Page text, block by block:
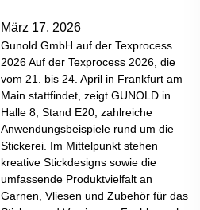
März 17, 2026
Gunold GmbH auf der Texprocess
2026 Auf der Texprocess 2026, die
vom 21. bis 24. April in Frankfurt am
Main stattfindet, zeigt GUNOLD in
Halle 8, Stand E20, zahlreiche
Anwendungsbeispiele rund um die
Stickerei. Im Mittelpunkt stehen
kreative Stickdesigns sowie die
umfassende Produktvielfalt an
Garnen, Vliesen und Zubehör für das